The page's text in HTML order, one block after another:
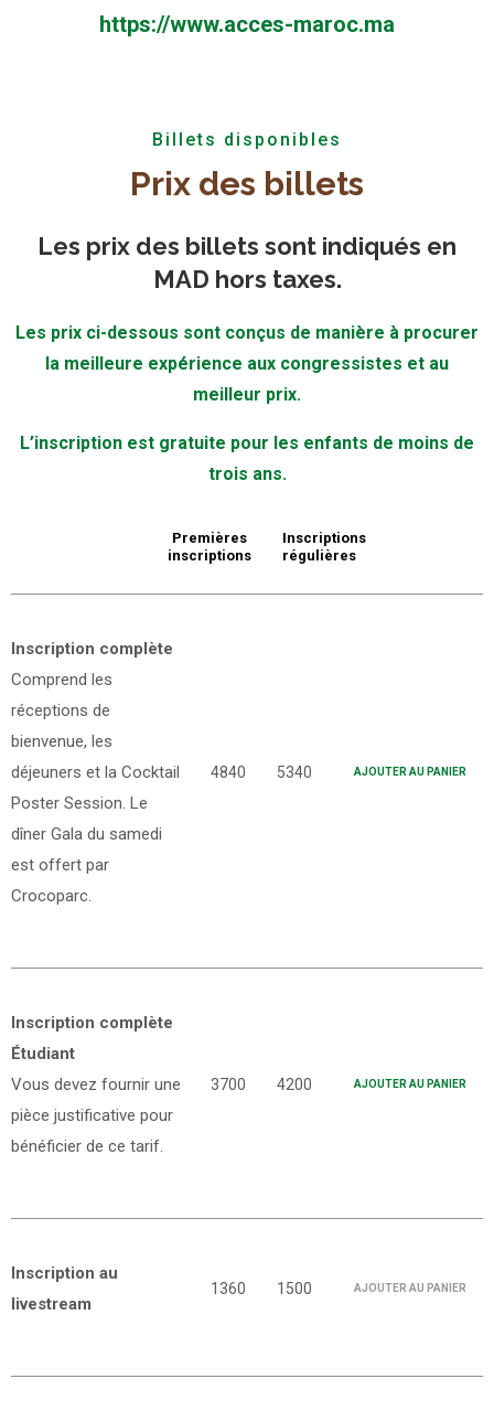
https://www.acces-maroc.ma
Billets disponibles
Prix des billets
Les prix des billets sont indiqués en
MAD hors taxes.
Les prix ci-dessous sont conçus de manière à procurer
la meilleure expérience aux congressistes et au
meilleur prix.
L’inscription est gratuite pour les enfants de moins de
trois ans.
Premières
inscriptions
Inscriptions
régulières
Inscription complète
Comprend les
réceptions de
bienvenue, les
déjeuners et la Cocktail
Poster Session. Le
dîner Gala du samedi
est offert par
Crocoparc.
4840 5340 AJOUTER AU PANIER
Inscription complète
Étudiant
Vous devez fournir une
pièce justificative pour
bénéficier de ce tarif.
3700 4200 AJOUTER AU PANIER
Inscription au
livestream
1360 1500 AJOUTER AU PANIER